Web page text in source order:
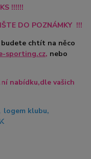
!!!!!!
DO POZNÁMKY !!!
budete chtít na něco
sporting.cz, nebo
nabídku,dle vašich
logem klubu,